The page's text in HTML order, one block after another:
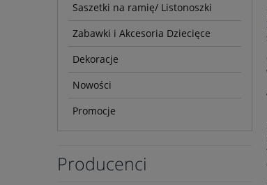
Saszetki na ramię/ Listonoszki
Zabawki i Akcesoria Dziecięce
Dekoracje
Nowości
Promocje
Producenci